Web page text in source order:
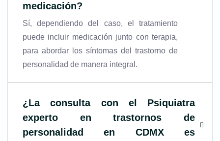
medicación?
Sí, dependiendo del caso, el tratamiento
puede incluir medicación junto con terapia,
para abordar los síntomas del trastorno de
personalidad de manera integral.
¿La consulta con el Psiquiatra
experto en trastornos de
personalidad en CDMXes